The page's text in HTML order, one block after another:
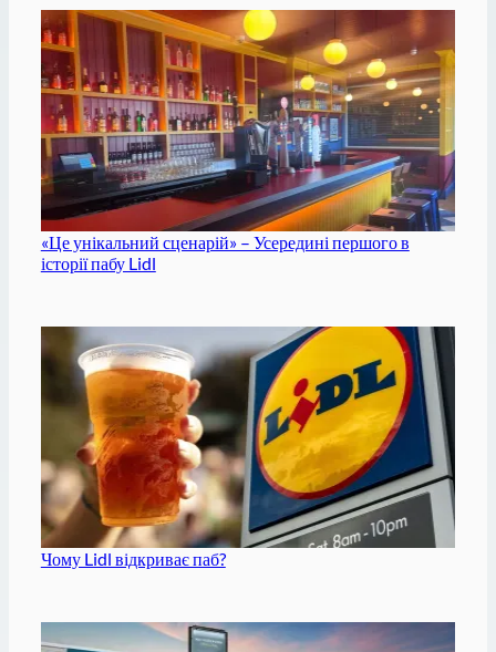
«Це унікальний сценарій» – Усередині першого в
історії пабу Lidl
Чому Lidl відкриває паб?